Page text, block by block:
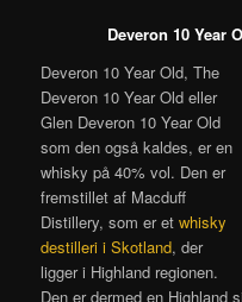
Deveron 10 Year
Deveron 10 Year Old, The
Deveron 10 Year Old eller
Glen Deveron 10 Year Old
som den også kaldes, er en
whisky på 40% vol. Den er
fremstillet af Macduff
Distillery, som er etwhisky
destilleri i Skotland, der
ligger i Highland regionen.
Den er dermed en Highland